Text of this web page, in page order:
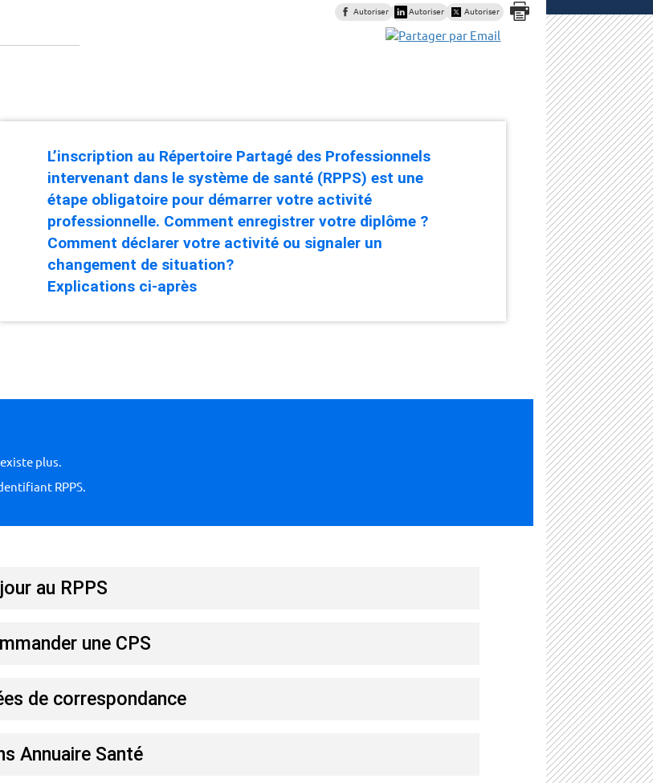
Autoriser Autoriser Autoriser
L’inscription au Répertoire Partagé des Professionnels
intervenant dans le système de santé (RPPS) est une
étape obligatoire pour démarrer votre activité
professionnelle. Comment enregistrer votre diplôme ?
Comment déclarer votre activité ou signaler un
changement de situation?
Explications ci-après
plus.
RPPS.
au RPPS
une CPS
de correspondance
Annuaire Santé